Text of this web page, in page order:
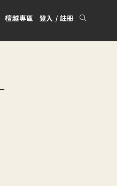
檀越專區 登入 / 註冊